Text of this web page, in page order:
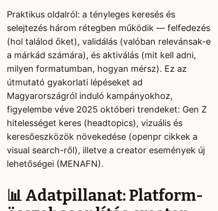
Praktikus oldalról: a tényleges keresés és
selejtezés három rétegben működik — felfedezés
(hol találod őket), validálás (valóban relevánsak-e
a márkád számára), és aktiválás (mit kell adni,
milyen formatumban, hogyan mérsz). Ez az
útmutató gyakorlati lépéseket ad
Magyarországról induló kampányokhoz,
figyelembe véve 2025 októberi trendeket: Gen Z
hitelességet keres (headtopics), vizuális és
keresőeszközök növekedése (openpr cikkek a
visual search-ről), illetve a creator események új
lehetőségei (MENAFN).
📊 Adatpillanat: Platform-